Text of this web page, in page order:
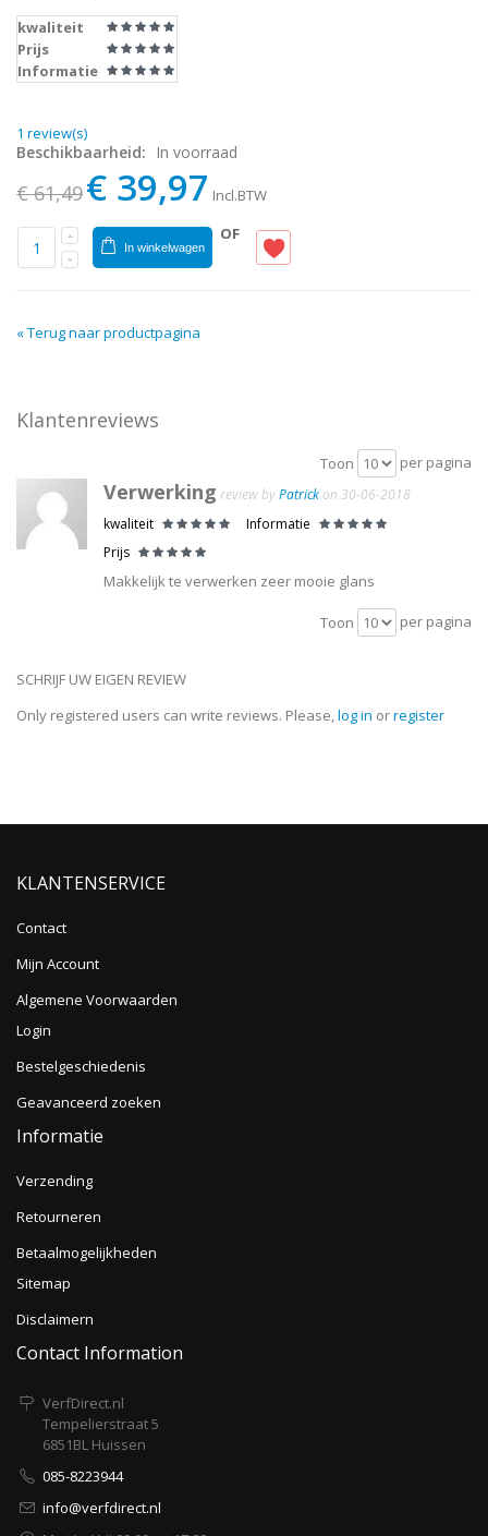
kwaliteit
Prijs
Informatie
1 review(s)
Beschikbaarheid: In voorraad
€ 61,49€ 39,97 Incl.BTW
In winkelwagen
OF
«Terug naar productpagina
Klantenreviews
Toon per pagina
Verwerking review byPatrick on 30-06-2018
kwaliteit
Informatie
Prijs
Makkelijk te verwerken zeer mooie glans
Toon per pagina
SCHRIJF UW EIGEN REVIEW
Only registered users can write reviews. Please,log in orregister
KLANTENSERVICE
Contact
Mijn Account
Algemene Voorwaarden
Login
Bestelgeschiedenis
Geavanceerd zoeken
Informatie
Verzending
Retourneren
Betaalmogelijkheden
Sitemap
Disclaimern
Contact Information
VerfDirect.nl
Tempelierstraat 5
6851BL Huissen
085-8223944
info@verfdirect.nl